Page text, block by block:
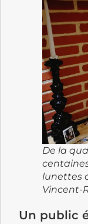
De la
lunettes
Vincent-
Un public